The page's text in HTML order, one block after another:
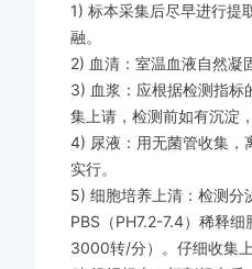
1) 标本采集后尽早进行
融。
2) 血清：室温血液自然凝
3) 血浆：应根据检测指
集上请，检测前如有沉淀
4) 尿液：用无菌管收集
实行。
5) 细胞培养上清：检测
PBS（PH7.2-7.4）稀释
3000转/分）。仔细收集